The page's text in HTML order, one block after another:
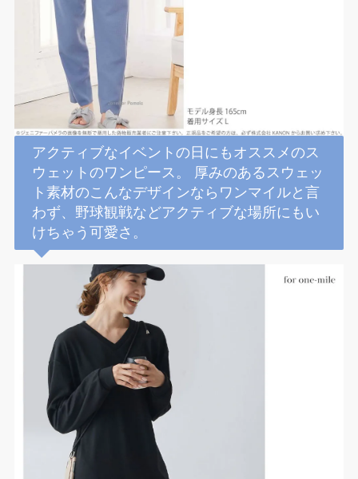
アクティブなイベントの日にもオススメのス
ウェットのワンピース。 厚みのあるスウェッ
ト素材のこんなデザインならワンマイルと言
わず、野球観戦などアクティブな場所にもい
けちゃう可愛さ。